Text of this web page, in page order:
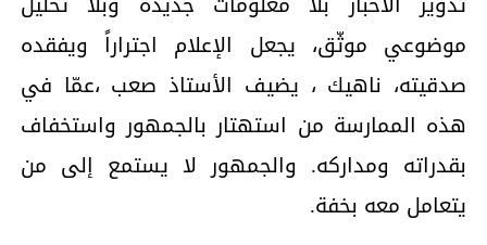
موضوعي موثّق، يجعل الإعلام اجتراراً ويفقده
صدقيته، ناهيك ، يضيف الأستاذ صعب ،عمّا في
هذه الممارسة من استهتار بالجمهور واستخفاف
بقدراته ومداركه. والجمهور لا يستمع إلى من
يتعامل معه بخفة.